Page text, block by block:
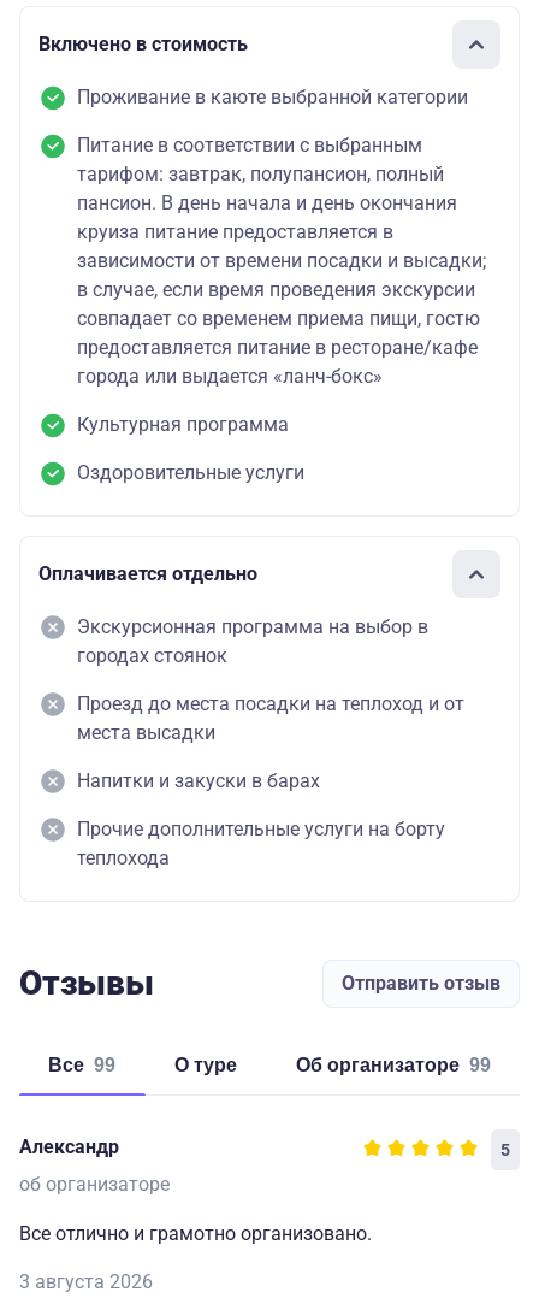
Включено в стоимость
Проживание в каюте выбранной категории
Питание в соответствии с выбранным
тарифом: завтрак, полупансион, полный
пансион. В день начала и день окончания
круиза питание предоставляется в
зависимости от времени посадки и высадки;
в случае, если время проведения экскурсии
совпадает со временем приема пищи, гостю
предоставляется питание в ресторане/кафе
города или выдается «ланч-бокс»
Культурная программа
Оздоровительные услуги
Оплачивается отдельно
Экскурсионная программа на выбор в
городах стоянок
Проезд до места посадки на теплоход и от
места высадки
Напитки и закуски в барах
Прочие дополнительные услуги на борту
теплохода
Отзывы Отправить отзыв
Все 99 о туре об организаторе 99
Александр 5
об организаторе
Все отлично и грамотно организовано.
3 августа 2026